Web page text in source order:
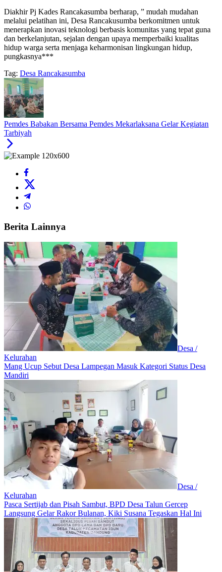
Diakhir Pj Kades Rancakasumba berharap, ” mudah mudahan
melalui pelatihan ini, Desa Rancakusumba berkomitmen untuk
menerapkan inovasi teknologi berbasis komunitas yang tepat guna
dan berkelanjutan, sejalan dengan upaya memperbaiki kualitas
hidup warga serta menjaga keharmonisan lingkungan hidup,
pungkasnya***
Tag: Desa Rancakasumba
Pemdes Babakan Bersama Pemdes Mekarlaksana Gelar Kegiatan
Tarbiyah
Berita Lainnya
Desa /
Kelurahan
Mang Ucup Sebut Desa Lampegan Masuk Kategori Status Desa
Mandiri
Desa /
Kelurahan
Pasca Sertijab dan Pisah Sambut, BPD Desa Talun Gercep
Langsung Gelar Rakor Bulanan, Kiki Susana Tegaskan Hal Ini